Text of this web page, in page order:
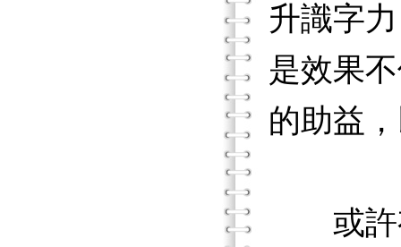
升識字
是效果
的助益
或許有